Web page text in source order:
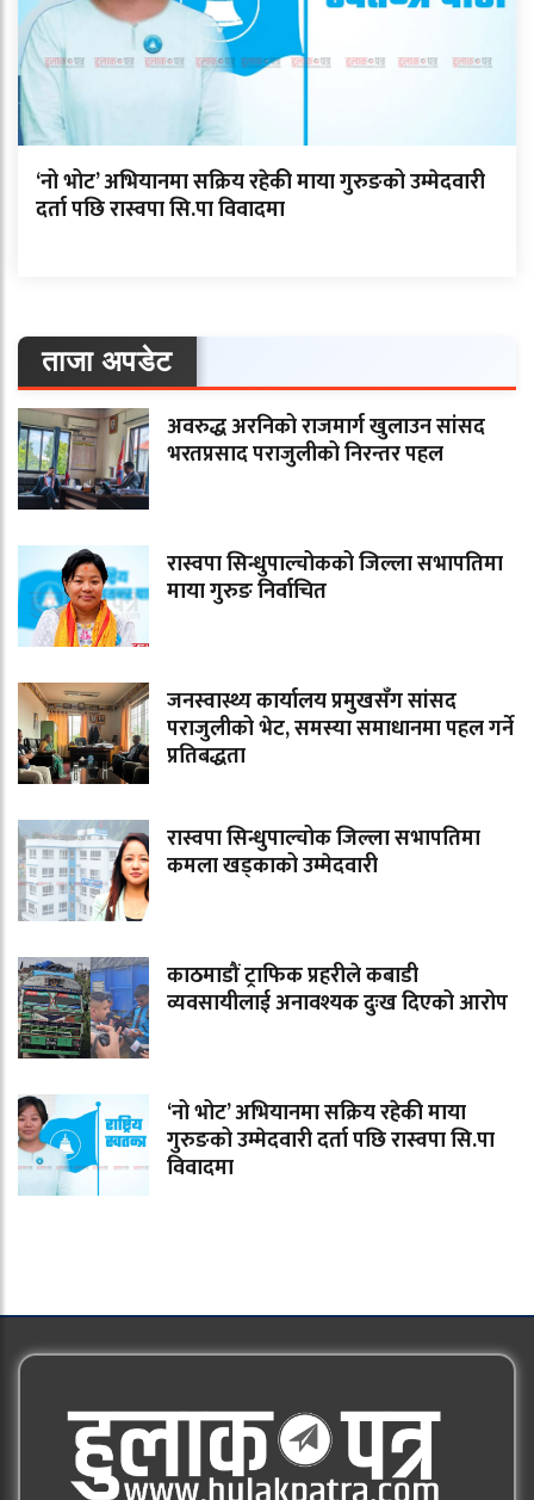
‘नो भोट’ अभियानमा सक्रिय रहेकी माया गुरुङको उम्मेदवारी
दर्ता पछि रास्वपा सि.पा विवादमा
ताजा अपडेट
अवरुद्ध अरनिको राजमार्ग खुलाउन सांसद
भरतप्रसाद पराजुलीको निरन्तर पहल
रास्वपा सिन्धुपाल्चोकको जिल्ला सभापतिमा
माया गुरुङ निर्वाचित
जनस्वास्थ्य कार्यालय प्रमुखसँग सांसद
पराजुलीको भेट, समस्या समाधानमा पहल गर्ने
प्रतिबद्धता
रास्वपा सिन्धुपाल्चोक जिल्ला सभापतिमा
कमला खड्काको उम्मेदवारी
काठमाडौं ट्राफिक प्रहरीले कबाडी
व्यवसायीलाई अनावश्यक दुःख दिएको आरोप
‘नो भोट’ अभियानमा सक्रिय रहेकी माया
गुरुङको उम्मेदवारी दर्ता पछि रास्वपा सि.पा
विवादमा